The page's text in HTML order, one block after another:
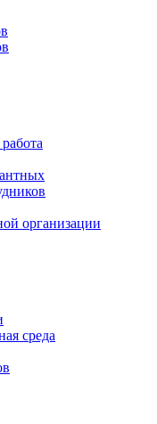
организации
среда